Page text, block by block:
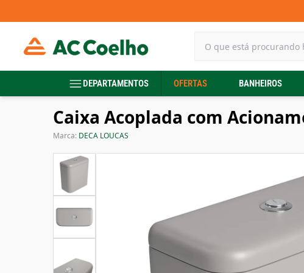
DEPARTAMENTOS OFERTAS BANHEIROS
Caixa Acoplada com
Marca: DECA LOUCAS